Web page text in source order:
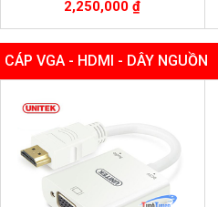
2,250,000 ₫
CÁP VGA - HDMI - DÂY NGUỒN